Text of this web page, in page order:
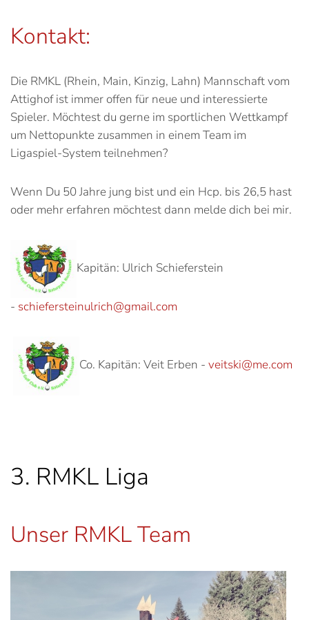
Kontakt:
Die RMKL (Rhein, Main, Kinzig, Lahn) Mannschaft vom
Attighof ist immer offen für neue und interessierte
Spieler. Möchtest du gerne im sportlichen Wettkampf
um Nettopunkte zusammen in einem Team im
Ligaspiel-System teilnehmen?
Wenn Du 50 Jahre jung bist und ein Hcp. bis 26,5 hast
oder mehr erfahren möchtest dann melde dich bei mir.
Kapitän: Ulrich Schieferstein
- schiefersteinulrich@gmail.com
Co. Kapitän: Veit Erben - veitski@me.com
3. RMKL Liga
Unser RMKL Team